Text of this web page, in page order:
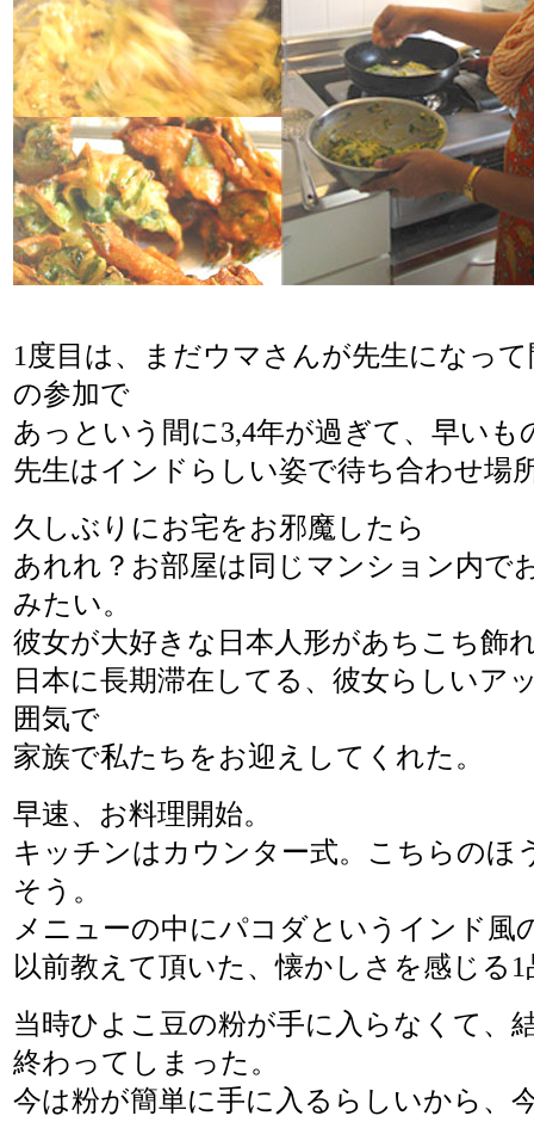
1度目は、まだウマさんが先生になっ
の参加で
あっという間に3,4年が過ぎて、早いも
先生はインドらしい姿で待ち合わせ場
久しぶりにお宅をお邪魔したら
あれれ？お部屋は同じマンション内で
みたい。
彼女が大好きな日本人形があちこち飾
日本に長期滞在してる、彼女らしいア
囲気で
家族で私たちをお迎えしてくれた。
早速、お料理開始。
キッチンはカウンター式。こちらのほ
そう。
メニューの中にパコダというインド風
以前教えて頂いた、懐かしさを感じる1
当時ひよこ豆の粉が手に入らなくて、
終わってしまった。
今は粉が簡単に手に入るらしいから、